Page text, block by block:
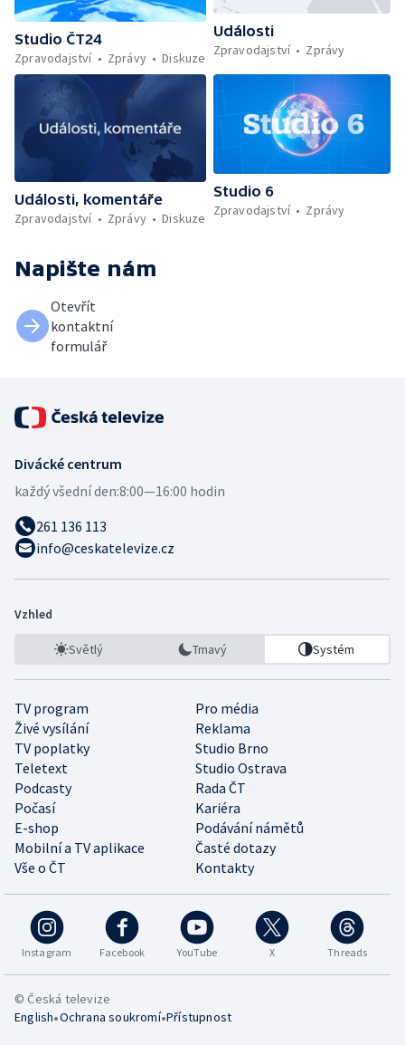
Studio ČT24
Zpravodajství
Zprávy Diskuze
Události
Zpravodajství
Zprávy
Události, komentáře
Zpravodajství
Zprávy Diskuze
Studio 6
Zpravodajství
Zprávy
Napište nám
Otevřít
kontaktní
formulář
Divácké centrum
každý všední den:8:00—16:00 hodin
261 136 113
info@ceskatelevize.cz
Vzhled
Světlý Tmavý Systém
TV program
Pro média
Živé vysílání
Reklama
TV poplatky
Studio Brno
Teletext
Studio Ostrava
Podcasty
Rada ČT
Počasí
Kariéra
E-shop
Podávání námětů
Mobilní a TV aplikace
Časté dotazy
Vše o ČT
Kontakty
Instagram Facebook YouTube X Threads
© Česká televize
English•Ochrana soukromí•Přístupnost